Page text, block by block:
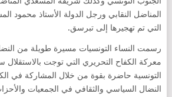
المناضل النقابي ورجل الدولة الأستاذ محمود
التي تم تهجيرها إلى تبرسق.
رسمت النساء التونسيات مسيرة طويلة من
التونسية حاضرة بقوة من خلال المشاركة في
النضال السياسي والثقافي في الجمعيات